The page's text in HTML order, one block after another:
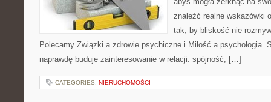
znaleźć realne wskazówki
tak, by bliskość nie
Polecamy Związki a zdrowie psychiczne i Miłość a psychologia.
naprawdę buduje zainteresowanie w relacji: spójność, […]
CATEGORIES: NIERUCHOMOŚCI